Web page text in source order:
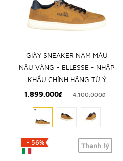
GIÀY SNEAKER NAM MÀU
NÂU VÀNG - ELLESSE - NHẬP
KHẨU CHÍNH HÃNG TỪ Ý
1.899.000₫
4.100.000₫
- 56% Thanh lý